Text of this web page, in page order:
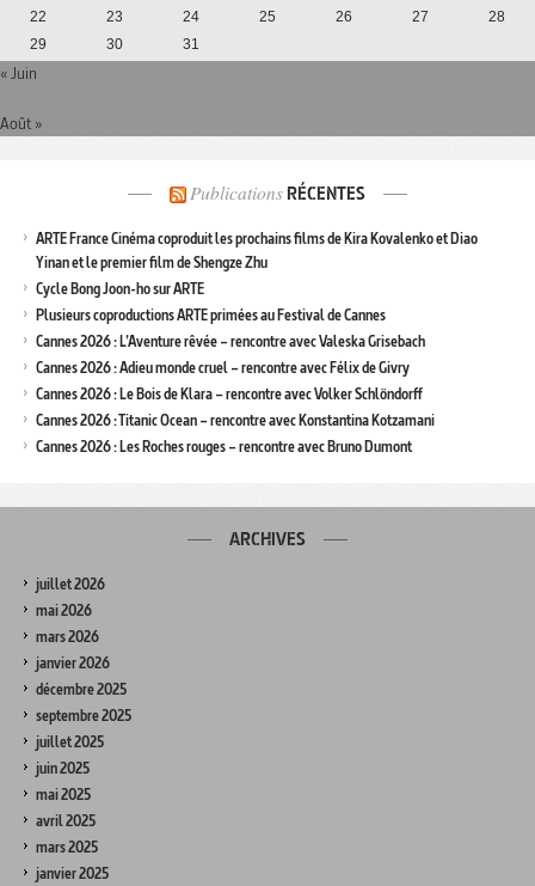
22
23 24 25 26 27
28
29
30 31
« Juin
Août »
Publications RÉCENTES
ARTE France Cinéma coproduit les prochains films de Kira Kovalenko et Diao
Yinan et le premier film de Shengze Zhu
Cycle Bong Joon-ho sur ARTE
Plusieurs coproductions ARTE primées au Festival de Cannes
Cannes 2026 : L’Aventure rêvée – rencontre avec Valeska Grisebach
Cannes 2026 : Adieu monde cruel – rencontre avec Félix de Givry
Cannes 2026 : Le Bois de Klara – rencontre avec Volker Schlöndorff
Cannes 2026 : Titanic Ocean – rencontre avec Konstantina Kotzamani
Cannes 2026 : Les Roches rouges – rencontre avec Bruno Dumont
ARCHIVES
juillet 2026
mai 2026
mars 2026
janvier 2026
décembre 2025
septembre 2025
juillet 2025
juin 2025
mai 2025
avril 2025
mars 2025
janvier 2025